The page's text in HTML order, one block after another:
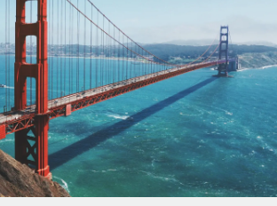
der HR in bestehende Abläufe
Kernfunktionen für dein Team
Neu
HR-Lösungen, um Teams zu
für Konzerne und Großunternehmen
Leitfäden
Vorlagen